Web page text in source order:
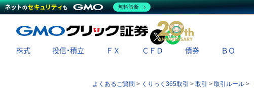
X
株式 投信・積立 ＦＸ ＣＦＤ 債券 ＢＯ
よくあるご質問 > くりっく365取引 > 取引 > 取引ルール >
無料診断